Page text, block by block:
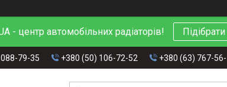
- центр автомобільних радіаторів!
79-35 +380 (50) 106-72-52 +380 (63) 767-